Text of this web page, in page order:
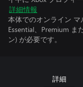
詳細情報
本体でのオンライン マ
Essential、Premium ま
ン) が必要です。
詳細